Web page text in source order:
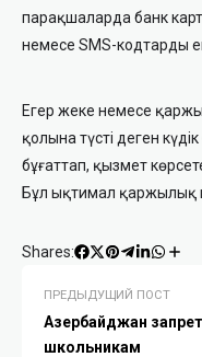
парақшаларда банк
немесе SMS-кодтарды
Егер жеке немесе
қолына түсті деген
бұғаттап, қызмет
Бұл ықтимал қаржылық
Shares:
ПРЕДЫДУЩИЙ ПОСТ
Азербайджан
школьникам